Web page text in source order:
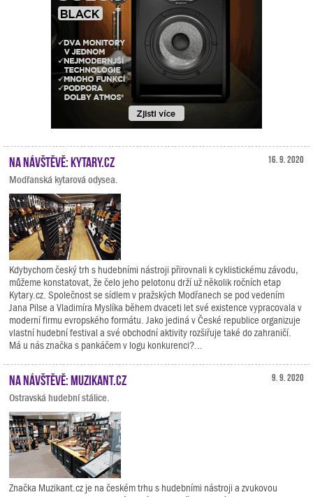
16. 9. 2020
Na návštěvě: Kytary.cz
Modřanská kytarová odysea.
Kdybychom český trh s hudebními nástroji přirovnali k cyklistickému závodu,
můžeme konstatovat, že čelo jeho pelotonu drží už několik ročních etap
Kytary.cz. Společnost se sídlem v pražských Modřanech se pod vedením
Jana Pilse a Vladimíra Myslíka během dvaceti let své existence vypracovala v
moderní firmu evropského formátu. Jako jediná v České republice organizuje
vlastní hudební festival a své obchodní aktivity rozšiřuje také do zahraničí.
Má u nás značka s pankáčem v logu konkurenci?...
9. 9. 2020
Na návštěvě: Muzikant.cz
Ostravská hudební stálice.
Značka Muzikant.cz je na českém trhu s hudebními nástroji a zvukovou